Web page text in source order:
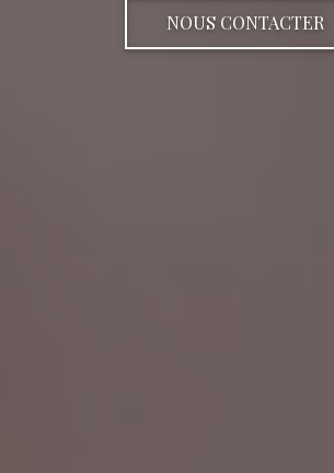
NOUS CONTACTER